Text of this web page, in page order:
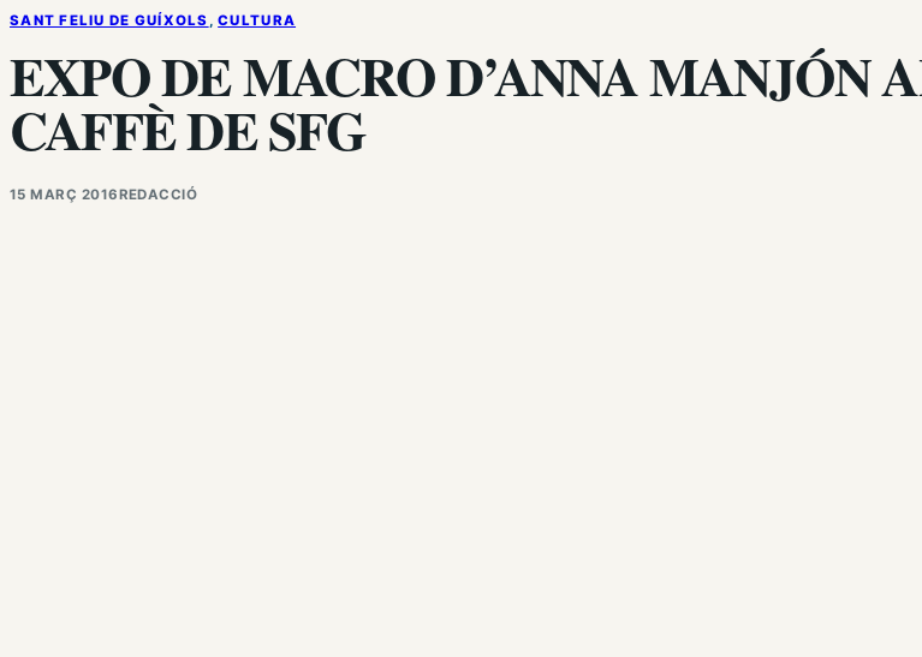
SANT FELIU DE GUÍXOLS , CULTURA
EXPO DE MACRO D’ANNA MANJÓN
CAFFÈ DE SFG
15 MARÇ 2016REDACCIÓ